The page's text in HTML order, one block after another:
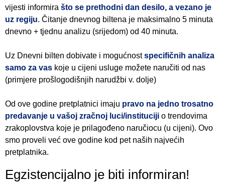
vijesti informira što se prethodni dan desilo, a vezano je
uz regiju. Čitanje dnevnog biltena je maksimalno 5 minuta
dnevno + tjednu analizu (srijedom) od 40 minuta.
Uz Dnevni bilten dobivate i mogućnostspecifičnih analiza
samo za vas koje u cijeni usluge možete naručiti od nas
(primjere prošlogodišnjih narudžbi v. dolje)
Od ove godine pretplatnici imaju pravo na jedno trosatno
predavanje u vašoj zračnoj luci/instituciji o trendovima
zrakoplovstva koje je prilagođeno naručiocu (u cijeni). Ovo
smo proveli već ove godine kod pet naših najvećih
pretplatnika.
Egzistencijalno je biti informiran!